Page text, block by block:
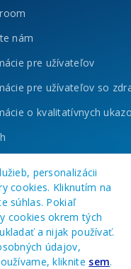
nám
pre užívateľov
pre užívateľov so
o kvalitatívnych
personalizácii
cookies. Kliknutím na
súhlas. Pokiaľ
cookies okrem tých
a nijak používať.
údajov,
kliknite sem.